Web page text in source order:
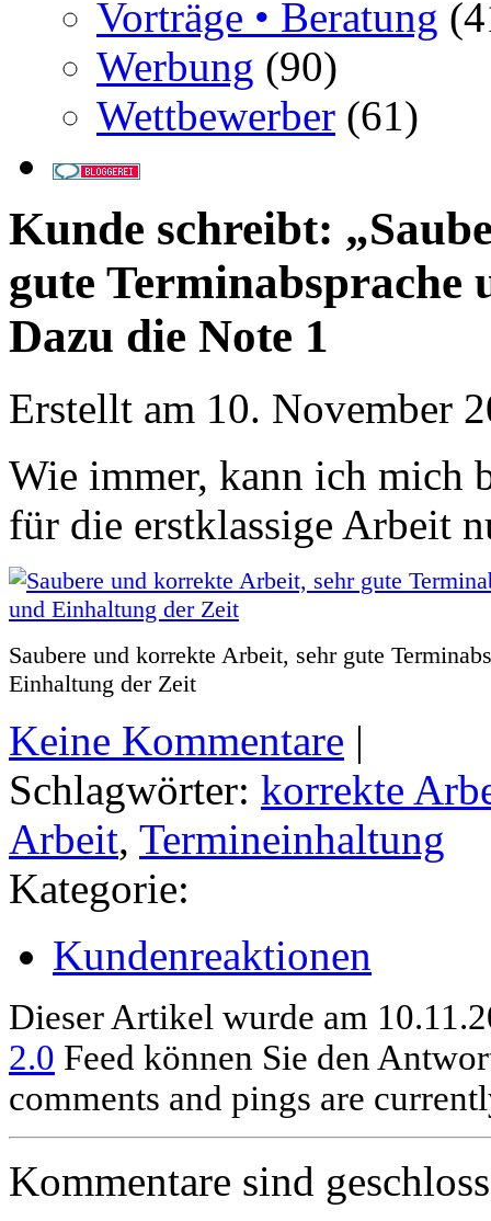
Vorträge • Beratung
Werbung (90)
Wettbewerber (61)
Kunde schreibt:
gute
Dazu die Note 1
Erstellt am 10. November
Wie immer, kann ich mich
für die erstklassige Arbeit
Saubere und korrekte Arbeit, sehr gute
Einhaltung der Zeit
Keine Kommentare |
Schlagwörter: korrekte
Arbeit, Termineinhaltung
Kategorie:
Kundenreaktionen
Dieser Artikel wurde am
2.0 Feed können Sie den
comments and pings are
Kommentare sind